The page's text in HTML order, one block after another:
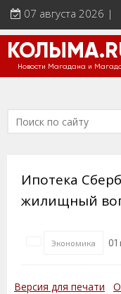
07 августа 2026 |
Новости Магадана и
Ипотека
жилищный
Экономика 01
Версия для печати